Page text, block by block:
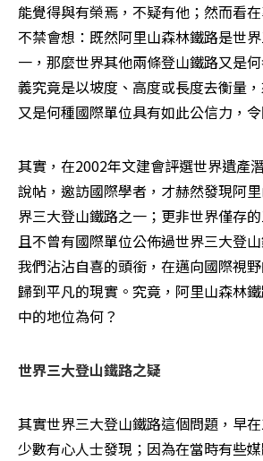
能覺得與有榮焉，不疑有他；然而看
不禁會想：既然阿里山森林鐵路是世
一，那麼世界其他兩條登山鐵路又是
義究竟是以坡度、高度或長度去衡量
又是何種國際單位具有如此公信力，
其實，在2002年文建會評選世界遺產
說帖，邀訪國際學者，才赫然發現阿
界三大登山鐵路之一；更非世界僅存
且不曾有國際單位公佈過世界三大登
我們沾沾自喜的頭銜，在邁向國際視
歸到平凡的現實。究竟，阿里山森林
中的地位為何？
世界三大登山鐵路之疑
其實世界三大登山鐵路這個問題，早
少數有心人士發現；因為在當時有些